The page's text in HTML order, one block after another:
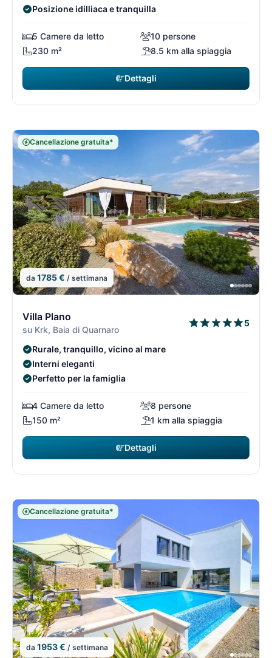
Posizione idilliaca e tranquilla
5 Camere da letto
10 persone
230 m²
8.5 km alla spiaggia
Dettagli
Cancellazione gratuita*
da 1785 € / settimana
Villa Plano
su Krk, Baia di Quarnaro
5
Rurale, tranquillo, vicino al mare
Interni eleganti
Perfetto per la famiglia
4 Camere da letto
8 persone
150 m²
1 km alla spiaggia
Dettagli
Cancellazione gratuita*
da 1953 € / settimana